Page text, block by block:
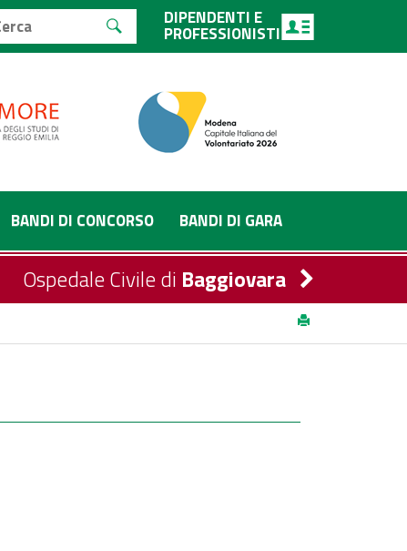
DIPENDENTI E
PROFESSIONISTI
BANDI DI CONCORSO BANDI DI GARA
Ospedale Civile di Baggiovara